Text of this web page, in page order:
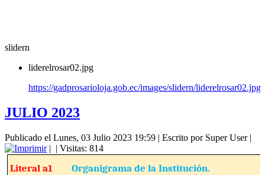
slidern
liderelrosar02.jpg
https://gadprosarioloja.gob.ec/images/slidern/liderelrosar02.jpg
JULIO 2023
Publicado el Lunes, 03 Julio 2023 19:59 | Escrito por Super User|
| | Visitas: 814
Literal a1Organigrama de la Institución.